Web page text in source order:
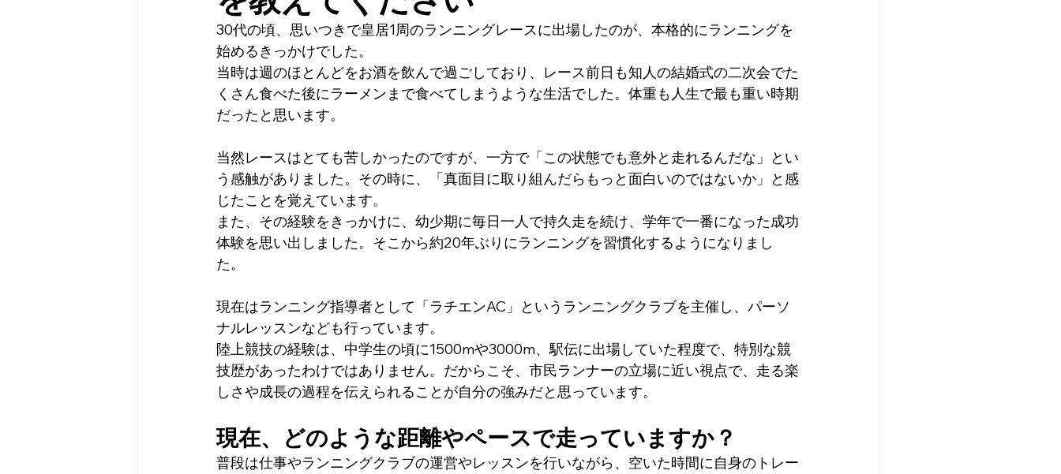
30代の頃、思いつきで皇居1周のランニングレースに出場したのが、本格的にランニングを
始めるきっかけでした。
当時は週のほとんどをお酒を飲んで過ごしており、レース前日も知人の結婚式の二次会でた
くさん食べた後にラーメンまで食べてしまうような生活でした。体重も人生で最も重い時期
だったと思います。
当然レースはとても苦しかったのですが、一方で「この状態でも意外と走れるんだな」とい
う感触がありました。その時に、「真面目に取り組んだらもっと面白いのではないか」と感
じたことを覚えています。
また、その経験をきっかけに、幼少期に毎日一人で持久走を続け、学年で一番になった成功
体験を思い出しました。そこから約20年ぶりにランニングを習慣化するようになりまし
た。
現在はランニング指導者として「ラチエンAC」というランニングクラブを主催し、パーソ
ナルレッスンなども行っています。
陸上競技の経験は、中学生の頃に1500mや3000m、駅伝に出場していた程度で、特別な競
技歴があったわけではありません。だからこそ、市民ランナーの立場に近い視点で、走る楽
しさや成長の過程を伝えられることが自分の強みだと思っています。
現在、どのような距離やペースで走っていますか？
普段は仕事やランニングクラブの運営やレッスンを行いながら、空いた時間に自身のトレー